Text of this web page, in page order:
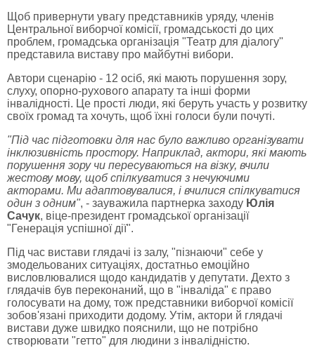
Щоб привернути увагу представників уряду, членів
Центральної виборчої комісії, громадськості до цих
проблем, громадська організація "Театр для діалогу"
представила виставу про майбутні вибори.
Автори сценарію - 12 осіб, які мають порушення зору,
слуху, опорно-рухового апарату та інші форми
інвалідності. Це прості люди, які беруть участь у розвитку
своїх громад та хочуть, щоб їхні голоси були почуті.
"Під час підготовки для нас було важливо організувати
інклюзивність простору. Наприклад, актори, які мають
порушення зору чи пересуваються на візку, вчили
жестову мову, щоб спілкуватися з нечуючими
акторами. Ми адаптовувалися, і вчилися спілкуватися
один з одним", - зауважила партнерка заходу Юлія
Сачук, віце-президент громадської організації
"Генерація успішної дії".
Під час вистави глядачі із залу, "пізнаючи" себе у
змодельованих ситуаціях, достатньо емоційно
висловлювалися щодо кандидатів у депутати. Дехто з
глядачів був переконаний, що в "інваліда" є право
голосувати на дому, тож представники виборчої комісії
зобов'язані приходити додому. Утім, актори й глядачі
вистави дуже швидко пояснили, що не потрібно
створювати "гетто" для людини з інвалідністю.